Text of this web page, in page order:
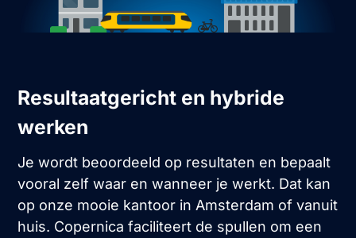
Resultaatgericht en hybride
werken
Je wordt beoordeeld op resultaten en bepaalt
vooral zelf waar en wanneer je werkt. Dat kan
op onze mooie kantoor in Amsterdam of vanuit
huis. Copernica faciliteert de spullen om een